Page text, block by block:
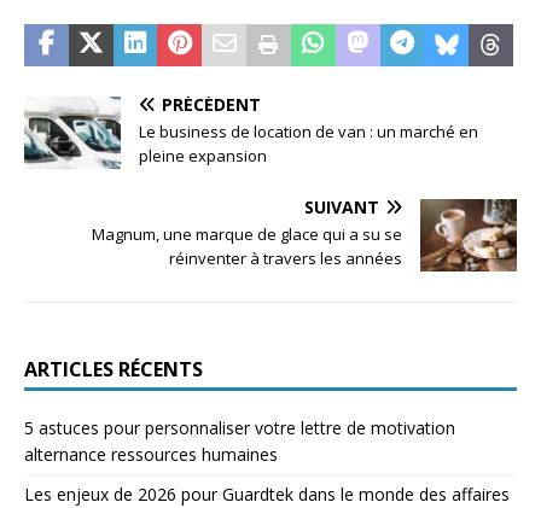
PRÉCÉDENT
Le business de location de van : un marché en
pleine expansion
SUIVANT
Magnum, une marque de glace qui a su se
réinventer à travers les années
ARTICLES RÉCENTS
5 astuces pour personnaliser votre lettre de motivation
alternance ressources humaines
Les enjeux de 2026 pour Guardtek dans le monde des affaires